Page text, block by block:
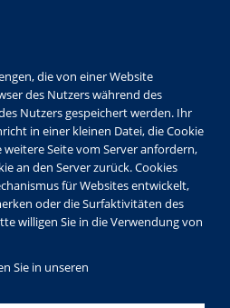
die von einer Website
des Nutzers während des
Nutzers gespeichert werden. Ihr
in einer kleinen Datei, die Cookie
Seite vom Server anfordern,
an den Server zurück. Cookies
für Websites entwickelt,
oder die Surfaktivitäten des
willigen Sie in die Verwendung von
Sie in unseren
Heike Klären